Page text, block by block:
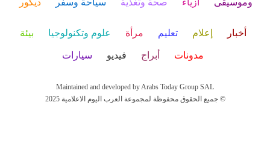
أخبار إعلام تعليم مرأة علوم وتكنولوجيا بيئة
مدونات أبراج فيديو سيارات
Maintained and developed by Arabs Today Group SAL
جميع الحقوق محفوظة لمجموعة العرب اليوم الاعلامية 2025 ©